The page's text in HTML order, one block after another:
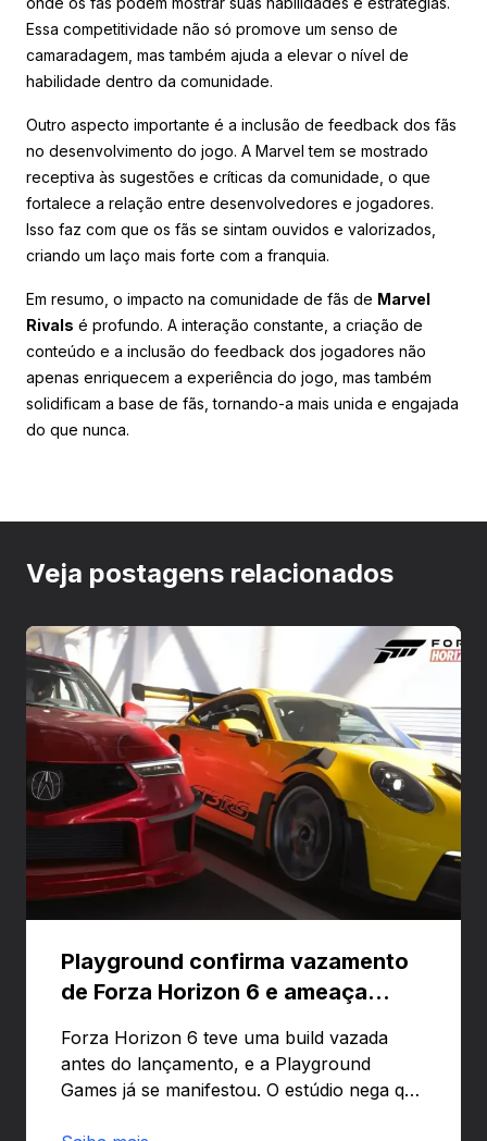
Essa competitividade não só promove um senso de
camaradagem, mas também ajuda a elevar o nível de
habilidade dentro da comunidade.
Outro aspecto importante é a inclusão de feedback dos fãs
no desenvolvimento do jogo. A Marvel tem se mostrado
receptiva às sugestões e críticas da comunidade, o que
fortalece a relação entre desenvolvedores e jogadores.
Isso faz com que os fãs se sintam ouvidos e valorizados,
criando um laço mais forte com a franquia.
Em resumo, o impacto na comunidade de fãs de Marvel
Rivals é profundo. A interação constante, a criação de
conteúdo e a inclusão do feedback dos jogadores não
apenas enriquecem a experiência do jogo, mas também
solidificam a base de fãs, tornando-a mais unida e engajada
do que nunca.
Veja postagens relacionados
Playground confirma vazamento
de Forza Horizon 6 e ameaça
Forza Horizon 6 teve uma build vazada
antes do lançamento, e a Playground
Games já se manifestou. O estúdio nega que